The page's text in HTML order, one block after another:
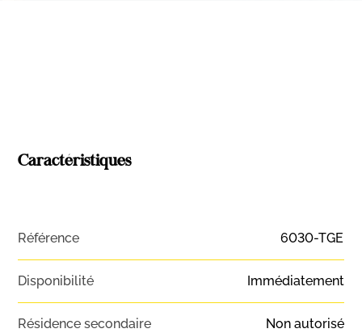
Caractéristiques
Référence 6030-TGE
Disponibilité Immédiatement
Résidence secondaire Non autorisé